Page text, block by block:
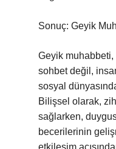
Sonuç: Geyik
Geyik muhabbeti,
sohbet değil,
sosyal
Bilişsel olarak,
sağlarken,
becerilerinin
etkileşim